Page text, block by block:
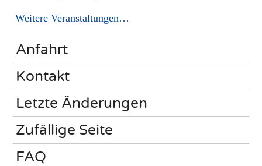
Weitere Veranstaltungen…
Anfahrt
Kontakt
Letzte Änderungen
Zufällige Seite
FAQ